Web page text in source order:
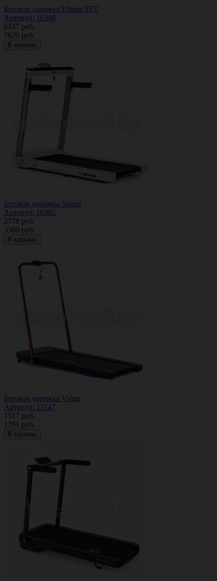
Беговая дорожка Ultima TFT
Артикул: 16348
6337 руб.
7620 руб.
В корзину
Беговая дорожка Sirena
Артикул: 16382
2778 руб.
3360 руб.
В корзину
Беговая дорожка Vultur
Артикул: 15147
1517 руб.
1791 руб.
В корзину